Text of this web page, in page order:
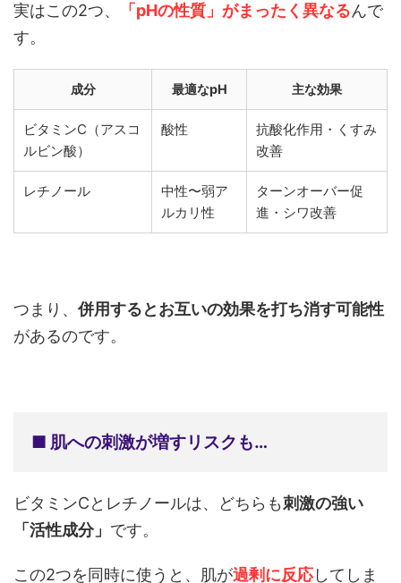
実はこの2つ、 「pHの性質」がまったく異なるんで
す。
成分 最適なpH 主な効果
ビタミンC（アスコ
ルビン酸）
酸性
抗酸化作用・くすみ
改善
レチノール
中性〜弱ア
ルカリ性
ターンオーバー促
進・シワ改善
つまり、 併用するとお互いの効果を打ち消す可能性
があるのです。
■ 肌への刺激が増すリスクも…
ビタミンCとレチノールは、どちらも刺激の強い
「活性成分」 です。
この2つを同時に使うと、肌が過剰に反応してしま